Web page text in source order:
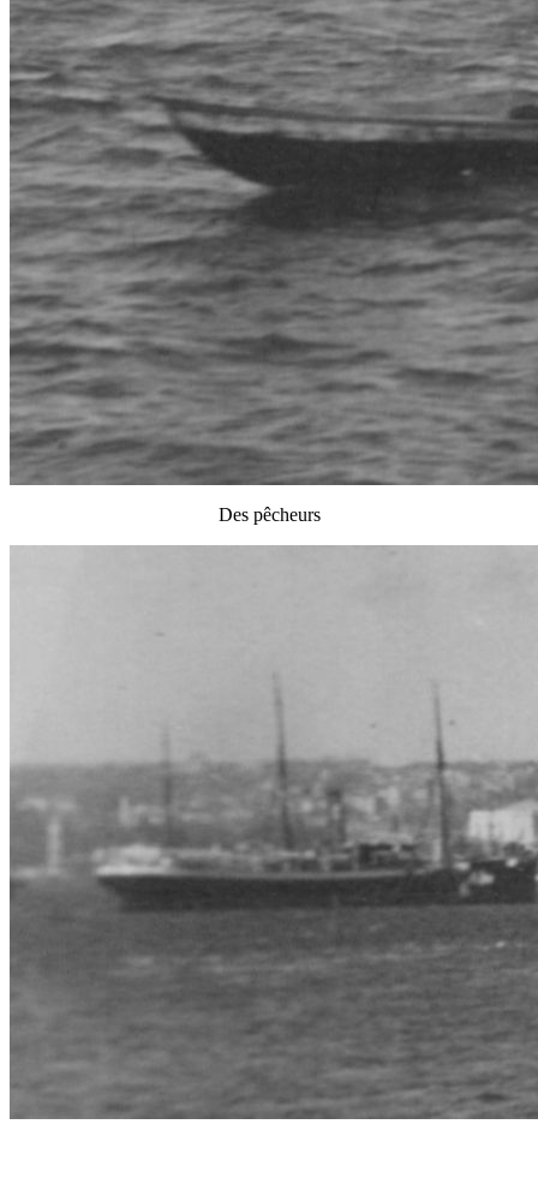
Des pêcheurs